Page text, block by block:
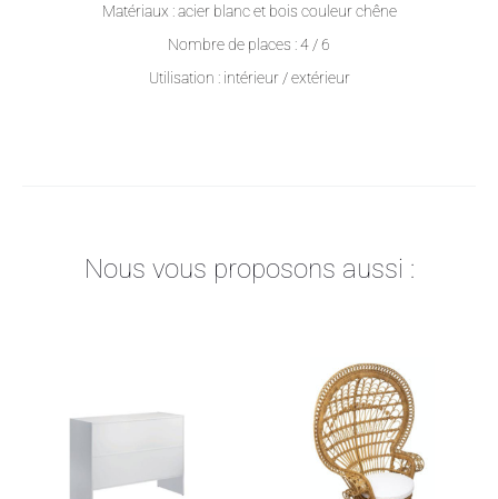
Matériaux : acier blanc et bois couleur chêne
Nombre de places : 4 / 6
Utilisation : intérieur / extérieur
Nous vous proposons aussi :